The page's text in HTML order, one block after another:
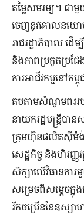
តម្លៃសមរម្យ។ ជាមួ
ចេញនូវគោលនយោប
រាជរដ្ឋាភិបាល
និងភាពប្រកួតប្រជ
ការអាជីវកម្មនៅកម្
តប​តាម​សំណូមពរ​រ
នាយករដ្ឋមន្ត្រី​បាន​
ក្រុមហ៊ុន​ផលិត​សុីម៉ង់ត៍
សេដ្ឋកិច្ច និងហិរញ្
សិក្សាលើវិធានកា
សម្រេចពីសម្តេចក្នុ
រីកចម្រើននៃឧស្ស